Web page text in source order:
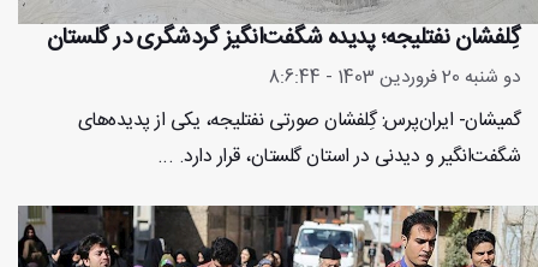
گِلفشان نفتلیجه؛ پدیده شگفت‌انگیز گردشگری در گلستان
دو شنبه 20 فروردین 1403 - 8:6:44
گمیشان- ایران‌پرس: گِلفشان صورتی نفتلیجه، یکی از پدیده‌های
شگفت‌انگیر و دیدنی در استان گلستان، قرار دارد. ...